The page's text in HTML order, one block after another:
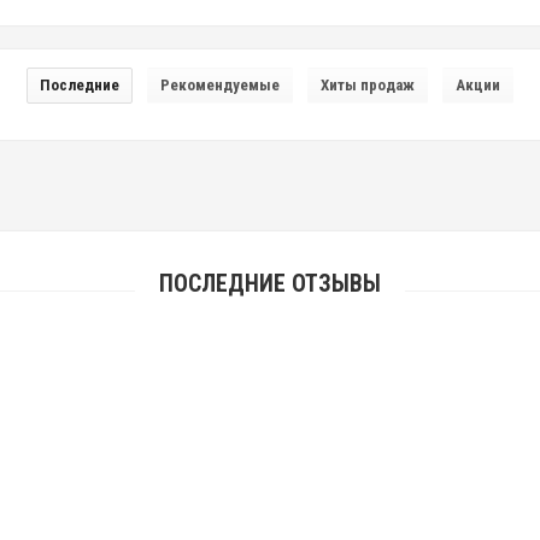
Последние Рекомендуемые Хиты продаж Акции
ПОСЛЕДНИЕ ОТЗЫВЫ